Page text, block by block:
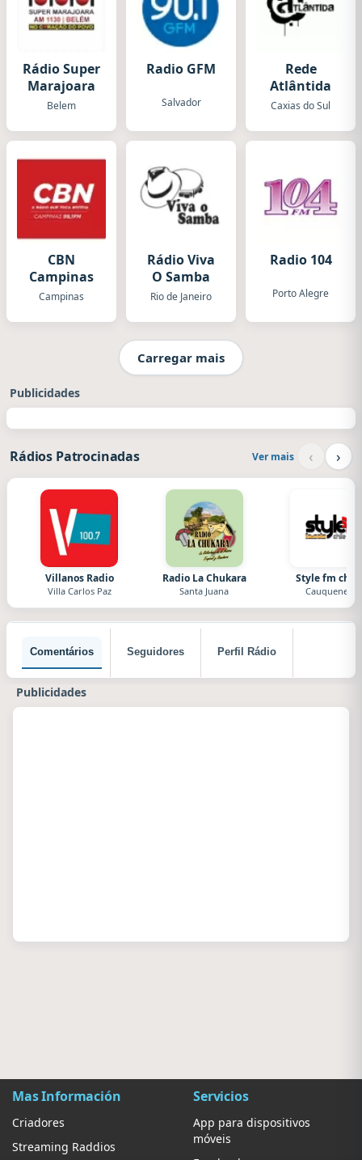
Rádio Super
Marajoara
Belem
Radio GFM
Salvador
Rede
Atlântida
Caxias do Sul
CBN
Campinas
Campinas
Rádio Viva
O Samba
Rio de Janeiro
Radio 104
Porto Alegre
Carregar mais
Publicidades
Rádios Patrocinadas Ver mais ‹ ›
Villanos Radio
Villa Carlos Paz
Radio La Chukara
Santa Juana
Style fm chile
Cauquenes
Comentários Seguidores Perfil Rádio
Publicidades
Mas Información
Criadores
Streaming Raddios
Servicios
App para dispositivos
móveis